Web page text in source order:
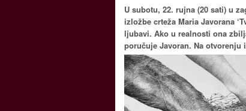
U subotu, 22. rujna (20 sati) u
izložbe crteža Maria Javorana
ljubavi. Ako u realnosti ona
poručuje Javoran. Na